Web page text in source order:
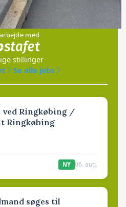
med
stillinger
Se alle jobs
ved Ringkøbing /
Ringkøbing
NY 06. aug.
søges til